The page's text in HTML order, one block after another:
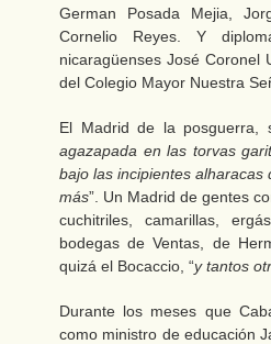
German Posada Mejia,
Cornelio Reyes. Y
nicaragüenses José Coronel
del Colegio Mayor Nuestra
El Madrid de la posguerra,
agazapada en las torvas
bajo las incipientes
más”. Un Madrid de gentes
cuchitriles, camarillas,
bodegas de Ventas, de
quizá el Bocaccio, “y tantos
Durante los meses que
como ministro de educación